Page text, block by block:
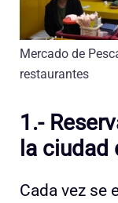
Mercado de
restaurantes
1.-
la
Cada vez se